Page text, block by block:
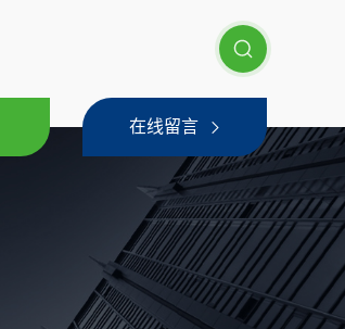
在线留言